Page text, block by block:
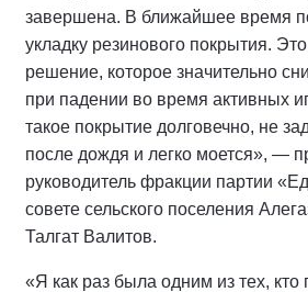
завершена. В ближайшее время
укладку резинового покрытия.
решение, которое значительно
при падении во время активных
такое покрытие долговечно, не
после дождя и легко моется», —
руководитель фракции партии
совете сельского поселения
Талгат Валитов.
«Я как раз была одним из тех, кто